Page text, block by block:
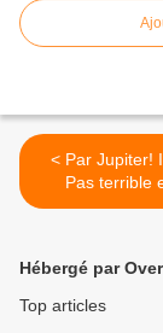
< Par Jupiter! Il a osé....
Pas terrible
Hébergé par
Top articles